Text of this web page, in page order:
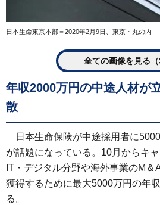
日本生命東京本部＝2020年2月9日、東京・丸の内
全ての画像を見る（
年収2000万円の中途人材が
散
日本生命保険が中途採用者に
が話題になっている。10月からキ
IT・デジタル分野や海外事業のM
獲得するために最大5000万円の年
る。